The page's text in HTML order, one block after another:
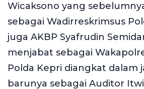
Wicaksono yang
sebagai Wadirreskrimsus
juga AKBP Syafrudin
menjabat sebagai
Polda Kepri diangkat dalam
barunya sebagai Auditor